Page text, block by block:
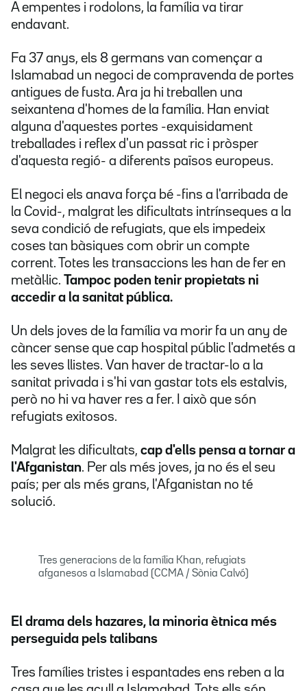
A empentes i rodolons, la família va tirar
endavant.
Fa 37 anys, els 8 germans van començar a
Islamabad un negoci de compravenda de portes
antigues de fusta. Ara ja hi treballen una
seixantena d'homes de la família. Han enviat
alguna d'aquestes portes -exquisidament
treballades i reflex d'un passat ric i pròsper
d'aquesta regió- a diferents països europeus.
El negoci els anava força bé -fins a l'arribada de
la Covid-, malgrat les dificultats intrínseques a la
seva condició de refugiats, que els impedeix
coses tan bàsiques com obrir un compte
corrent. Totes les transaccions les han de fer en
metàl·lic. Tampoc poden tenir propietats ni
accedir a la sanitat pública.
Un dels joves de la família va morir fa un any de
càncer sense que cap hospital públic l'admetés a
les seves llistes. Van haver de tractar-lo a la
sanitat privada i s'hi van gastar tots els estalvis,
però no hi va haver res a fer. I això que són
refugiats exitosos.
Malgrat les dificultats, cap d'ells pensa a tornar a
l'Afganistan. Per als més joves, ja no és el seu
país; per als més grans, l'Afganistan no té
solució.
Tres generacions de la família Khan, refugiats
afganesos a Islamabad (CCMA / Sònia Calvó)
El drama dels hazares, la minoria ètnica més
perseguida pels talibans
Tres famílies tristes i espantades ens reben a la